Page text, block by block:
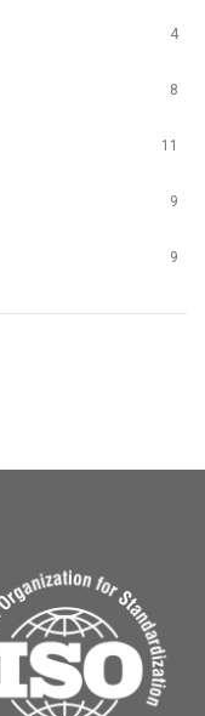
4
8
11
9
9